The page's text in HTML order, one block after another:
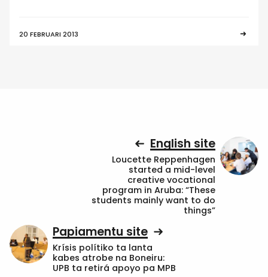
20 FEBRUARI 2013
English site
Loucette Reppenhagen
started a mid-level
creative vocational
program in Aruba: “These
students mainly want to do
things”
Papiamentu site
Krísis polítiko ta lanta
kabes atrobe na Boneiru:
UPB ta retirá apoyo pa MPB